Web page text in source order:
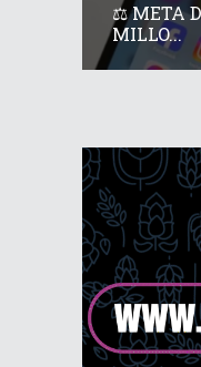
⚖️ META
MILLO...